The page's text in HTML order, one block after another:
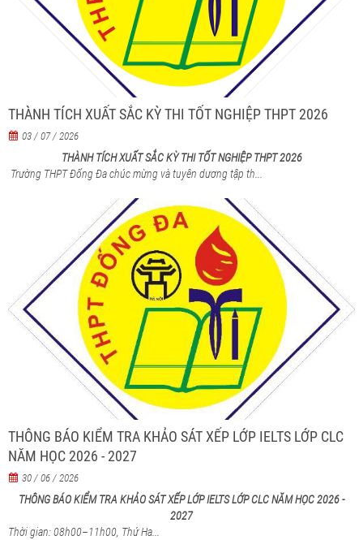
THÀNH TÍCH XUẤT SẮC KỲ THI TỐT NGHIỆP THPT 2026
03 / 07 / 2026
THÀNH TÍCH XUẤT SẮC KỲ THI TỐT NGHIỆP THPT 2026
Trường THPT Đống Đa chúc mừng và tuyên dương tập th...
THÔNG BÁO KIỂM TRA KHẢO SÁT XẾP LỚP IELTS LỚP CLC
NĂM HỌC 2026 - 2027
30 / 06 / 2026
THÔNG BÁO KIỂM TRA KHẢO SÁT XẾP LỚP IELTS LỚP CLC NĂM HỌC 2026 -
2027
Thời gian: 08h00–11h00, Thứ Ha...